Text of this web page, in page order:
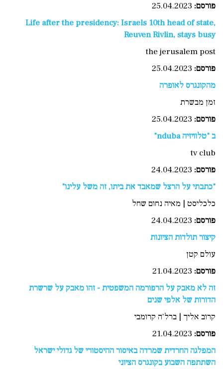
פורסם:
Life after the presidency: Israels 10th head of state,
Reuven Rivlin, stays busy
the jerusalem post
פורסם:
מהקונגרס לאופרה
זמן מבשרת
פורסם:
ב "טלוויזיה nduba"
tv club
פורסם:
"כתבתי על הרצל שמאבד את ביתו, זה משל עלינו"
כלכליסט | מאיה נחום שחל
פורסם:
קיצור תולדות הציונות
עולם קטן
פורסם:
זה לא מאבק על הרפורמה המשפטית - זהו מאבק על שרשרת
הדורות של אלפי שנים
קרוב אליך | ברל'ה קרומבי
פורסם:
המפלגה החרדית שמרדה באיסור ההיסטורי של גדולי ישראל
השתתפה השבוע בקונגרס הציוני